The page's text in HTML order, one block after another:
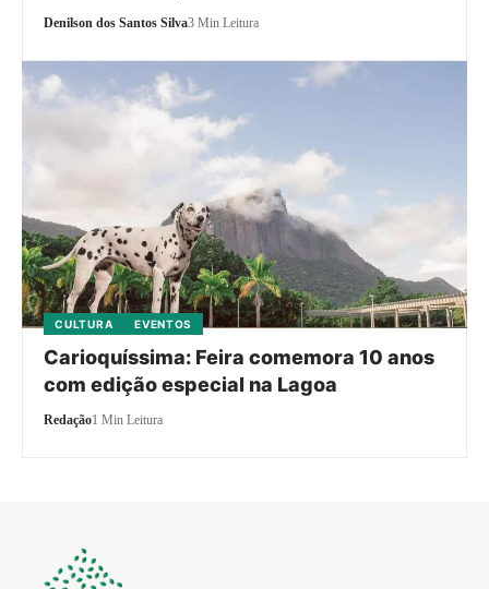
Denilson dos Santos Silva3 Min Leitura
CULTURA EVENTOS
Carioquíssima: Feira comemora 10 anos
com edição especial na Lagoa
Redação1 Min Leitura